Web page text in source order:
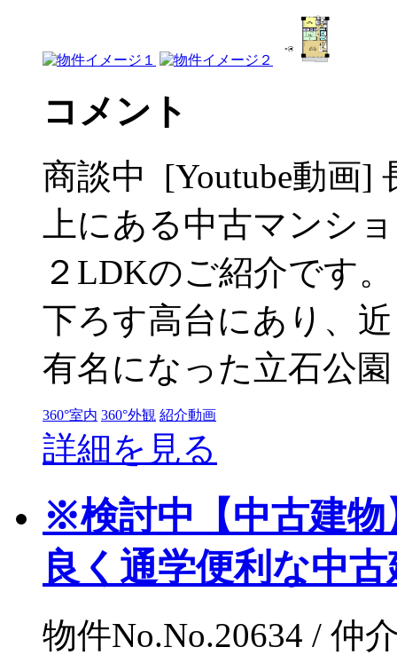
コメント
商談中 [Youtube動画]
上にある中古マンシ
２LDKのご紹介です
下ろす高台にあり、
有名になった立石公
360°室内 360°外観 紹介動画
詳細を見る
※検討中【中古建物
良く通学便利な中
物件No.No.20634 / 仲